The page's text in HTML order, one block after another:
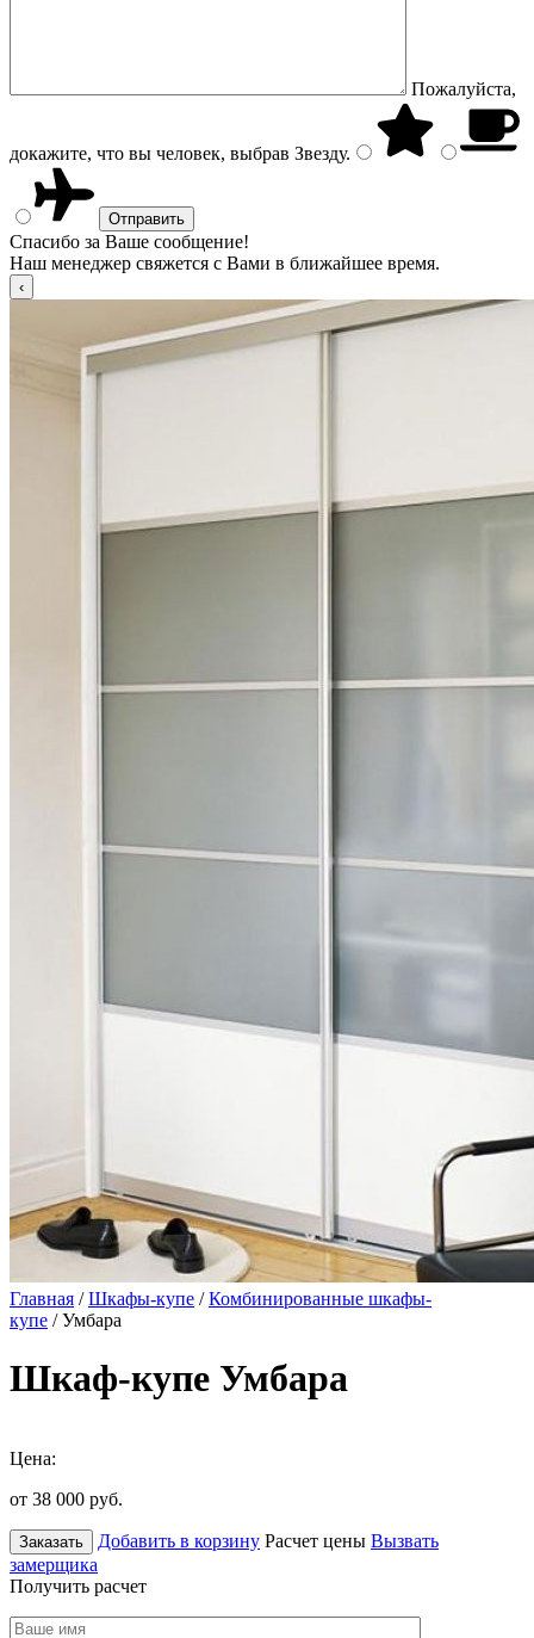
Пожалуйста,
докажите, что вы человек, выбрав Звезду.
Спасибо за Ваше сообщение!
Наш менеджер свяжется с Вами в ближайшее время.
Главная /Шкафы-купе /Комбинированные шкафы-
купе / Умбара
Шкаф-купе Умбара
Цена:
от 38 000 руб.
Заказать Добавить в корзину Расчет цены Вызвать
замерщика
Получить расчет